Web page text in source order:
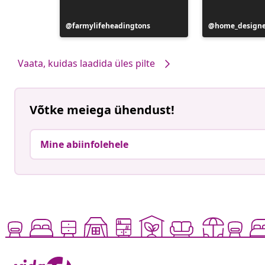
Postitus
avaldatud
farmylifeheadingtons
Postitus
avaldatud
Vaata, kuidas laadida üles pilte
Võtke meiega ühendust!
Mine abiinfolehele